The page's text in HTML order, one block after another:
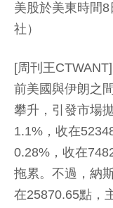
美股於美東時間
社）
[周刊王
前美國與伊朗之
攀升，引發市場
1.1%，收在
0.28%，收在
拖累。不過，納
在25870.65點，